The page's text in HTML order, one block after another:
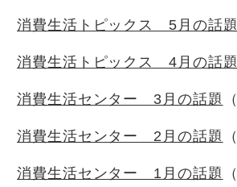
消費生活トピックス 5月の話題
消費生活トピックス 4月の話題
消費生活センター 3月の話題
消費生活センター 2月の話題
消費生活センター 1月の話題